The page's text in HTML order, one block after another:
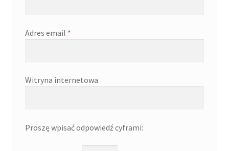
Adres email *
Witryna internetowa
Proszę wpisać odpowiedź cyframi: